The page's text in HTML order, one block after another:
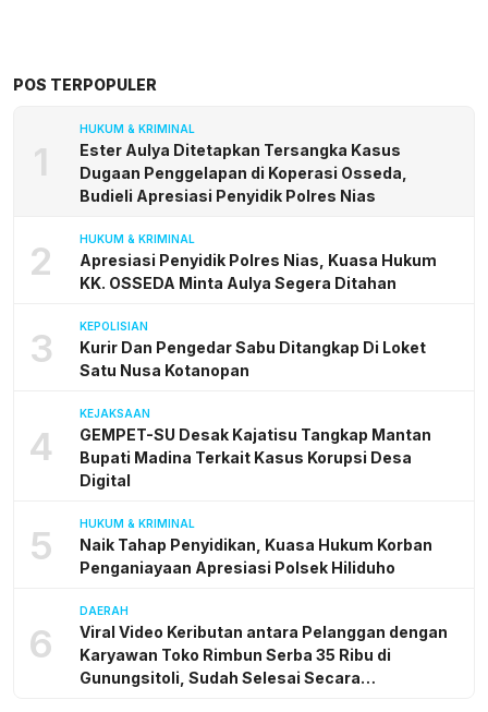
POS TERPOPULER
1
HUKUM & KRIMINAL
Ester Aulya Ditetapkan Tersangka Kasus
Dugaan Penggelapan di Koperasi Osseda,
Budieli Apresiasi Penyidik Polres Nias
2 HUKUM & KRIMINAL
Apresiasi Penyidik Polres Nias, Kuasa Hukum
KK. OSSEDA Minta Aulya Segera Ditahan
3 KEPOLISIAN
Kurir Dan Pengedar Sabu Ditangkap Di Loket
Satu Nusa Kotanopan
4
KEJAKSAAN
GEMPET-SU Desak Kajatisu Tangkap Mantan
Bupati Madina Terkait Kasus Korupsi Desa
Digital
5 HUKUM & KRIMINAL
Naik Tahap Penyidikan, Kuasa Hukum Korban
Penganiayaan Apresiasi Polsek Hiliduho
6
DAERAH
Viral Video Keributan antara Pelanggan dengan
Karyawan Toko Rimbun Serba 35 Ribu di
Gunungsitoli, Sudah Selesai Secara